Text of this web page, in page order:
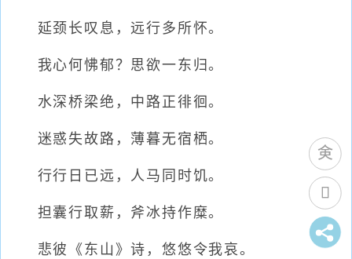
延颈长叹息，远行多所怀。
我心何怫郁？思欲一东归。
水深桥梁绝，中路正徘徊。
迷惑失故路，薄暮无宿栖。
行行日已远，人马同时饥。
担囊行取薪，斧冰持作糜。
悲彼《东山》诗，悠悠令我哀。